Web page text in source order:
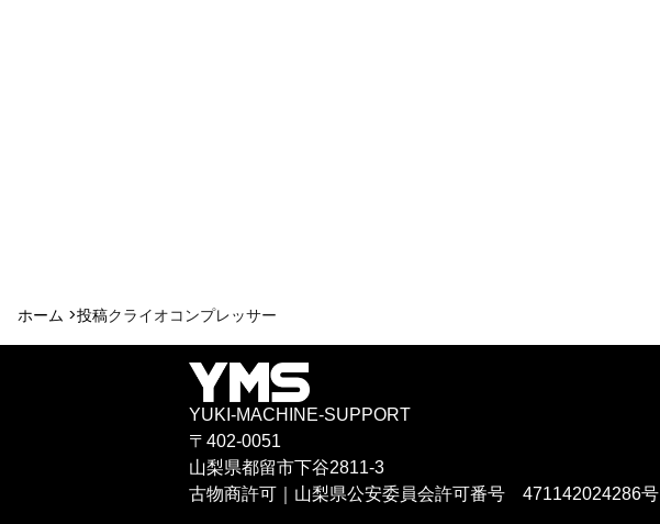
ホーム >投稿クライオコンプレッサー
YUKI-MACHINE-SUPPORT
〒402-0051
山梨県都留市下谷2811-3
古物商許可｜山梨県公安委員会許可番号 471142024286号